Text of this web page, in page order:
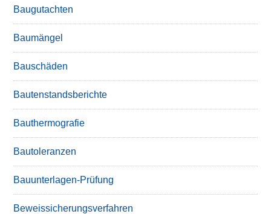
Baugutachten
Baumängel
Bauschäden
Bautenstandsberichte
Bauthermografie
Bautoleranzen
Bauunterlagen-Prüfung
Beweissicherungsverfahren